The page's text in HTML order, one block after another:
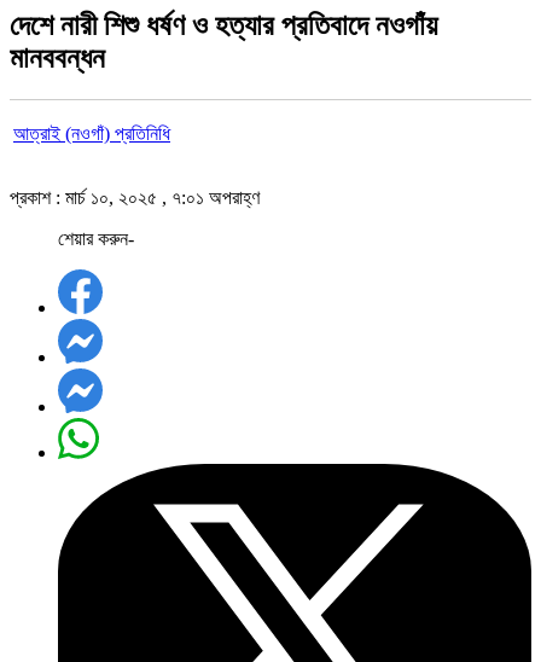
দেশে নারী শিশু ধর্ষণ ও হত্যার প্রতিবাদে নওগাঁয়
মানববন্ধন
আত্রাই (নওগাঁ) প্রতিনিধি
প্রকাশ : মার্চ ১০, ২০২৫ , ৭:০১ অপরাহ্ণ
শেয়ার করুন-